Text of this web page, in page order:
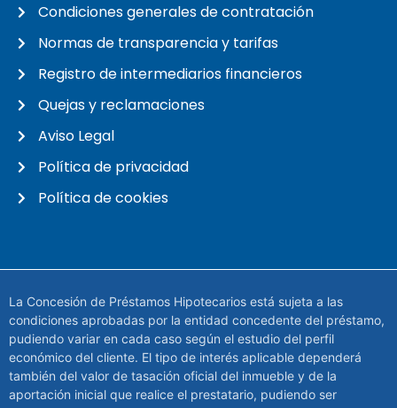
Condiciones generales de contratación
Normas de transparencia y tarifas
Registro de intermediarios financieros
Quejas y reclamaciones
Aviso Legal
Política de privacidad
Política de cookies
La Concesión de Préstamos Hipotecarios está sujeta a las
condiciones aprobadas por la entidad concedente del préstamo,
pudiendo variar en cada caso según el estudio del perfil
económico del cliente. El tipo de interés aplicable dependerá
también del valor de tasación oficial del inmueble y de la
aportación inicial que realice el prestatario, pudiendo ser